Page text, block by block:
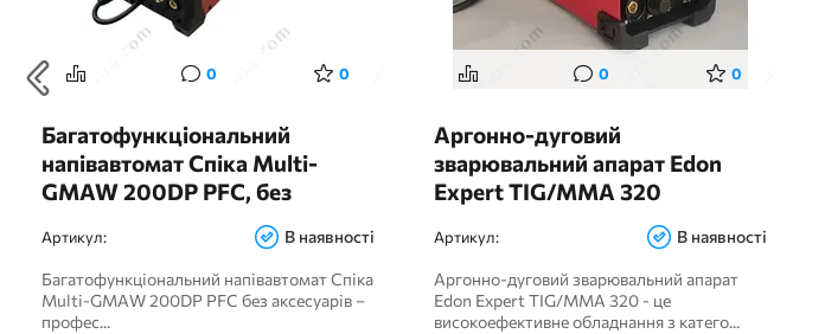
0 0
Багатофункціональний
напівавтомат Спіка Multi-
GMAW 200DP PFC, без
Артикул: В наявності
Багатофункціональний напівавтомат Спіка
Multi-GMAW 200DP PFC без аксесуарів –
профес...
0 0
Аргонно-дуговий
зварювальний апарат Edon
Expert TIG/MMA 320
Артикул: В наявності
Аргонно-дуговий зварювальний апарат
Edon Expert TIG/MMA 320 - це
високоефективне обладнання з катего...